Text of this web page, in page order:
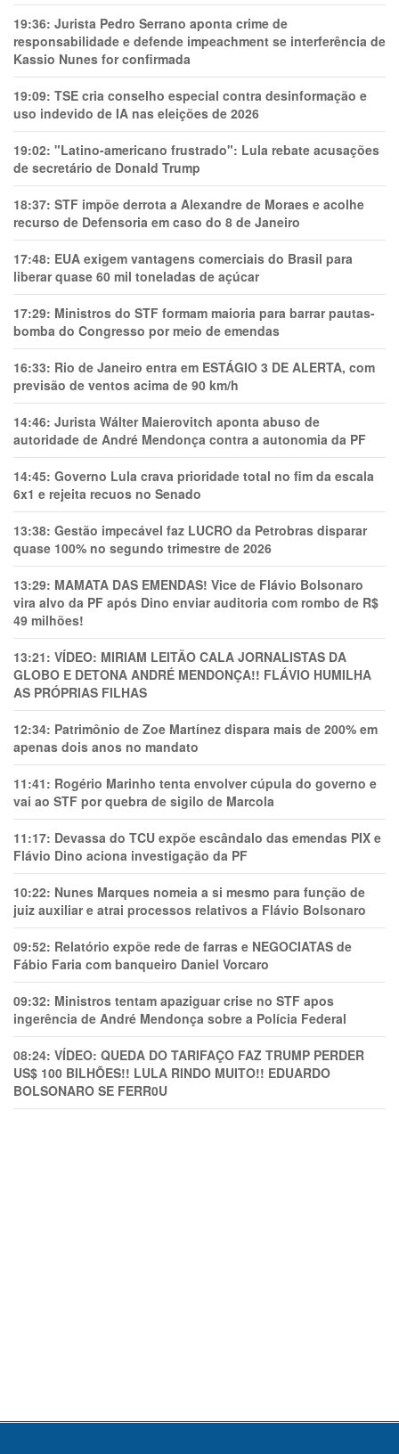
19:36: Jurista Pedro Serrano aponta crime de
responsabilidade e defende impeachment se interferência de
Kassio Nunes for confirmada
19:09: TSE cria conselho especial contra desinformação e
uso indevido de IA nas eleições de 2026
19:02: "Latino-americano frustrado": Lula rebate acusações
de secretário de Donald Trump
18:37: STF impõe derrota a Alexandre de Moraes e acolhe
recurso de Defensoria em caso do 8 de Janeiro
17:48: EUA exigem vantagens comerciais do Brasil para
liberar quase 60 mil toneladas de açúcar
17:29: Ministros do STF formam maioria para barrar pautas-
bomba do Congresso por meio de emendas
16:33: Rio de Janeiro entra em ESTÁGIO 3 DE ALERTA, com
previsão de ventos acima de 90 km/h
14:46: Jurista Wálter Maierovitch aponta abuso de
autoridade de André Mendonça contra a autonomia da PF
14:45: Governo Lula crava prioridade total no fim da escala
6x1 e rejeita recuos no Senado
13:38: Gestão impecável faz LUCRO da Petrobras disparar
quase 100% no segundo trimestre de 2026
13:29: MAMATA DAS EMENDAS! Vice de Flávio Bolsonaro
vira alvo da PF após Dino enviar auditoria com rombo de R$
49 milhões!
13:21: VÍDEO: MIRIAM LEITÃO CALA JORNALISTAS DA
GLOBO E DETONA ANDRÉ MENDONÇA!! FLÁVIO HUMILHA
AS PRÓPRIAS FILHAS
12:34: Patrimônio de Zoe Martínez dispara mais de 200% em
apenas dois anos no mandato
11:41: Rogério Marinho tenta envolver cúpula do governo e
vai ao STF por quebra de sigilo de Marcola
11:17: Devassa do TCU expõe escândalo das emendas PIX e
Flávio Dino aciona investigação da PF
10:22: Nunes Marques nomeia a si mesmo para função de
juiz auxiliar e atrai processos relativos a Flávio Bolsonaro
09:52: Relatório expõe rede de farras e NEGOCIATAS de
Fábio Faria com banqueiro Daniel Vorcaro
09:32: Ministros tentam apaziguar crise no STF apos
ingerência de André Mendonça sobre a Polícia Federal
08:24: VÍDEO: QUEDA DO TARIFAÇO FAZ TRUMP PERDER
US$ 100 BILHÕES!! LULA RINDO MUITO!! EDUARDO
BOLSONARO SE FERR0U